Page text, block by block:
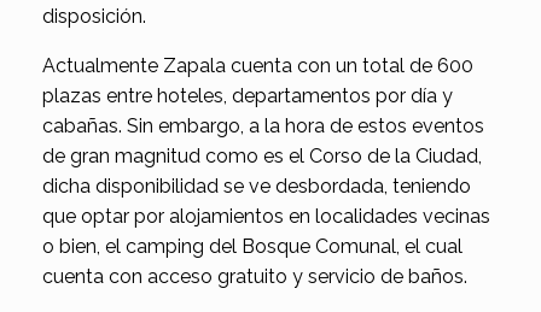
disposición.
Actualmente Zapala cuenta con un total de 600
plazas entre hoteles, departamentos por día y
cabañas. Sin embargo, a la hora de estos eventos
de gran magnitud como es el Corso de la Ciudad,
dicha disponibilidad se ve desbordada, teniendo
que optar por alojamientos en localidades vecinas
o bien, el camping del Bosque Comunal, el cual
cuenta con acceso gratuito y servicio de baños.